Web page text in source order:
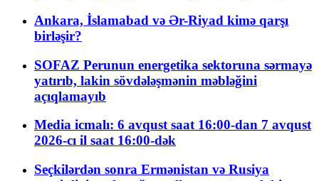
Ankara, İslamabad və Ər-Riyad kimə qarşı
birləşir?
SOFAZ Perunun energetika sektoruna sərmayə
yatırıb, lakin sövdələşmənin məbləğini
açıqlamayıb
Media icmalı: 6 avqust saat 16:00-dan 7 avqust
2026-cı il saat 16:00-dək
Seçkilərdən sonra Ermənistan və Rusiya